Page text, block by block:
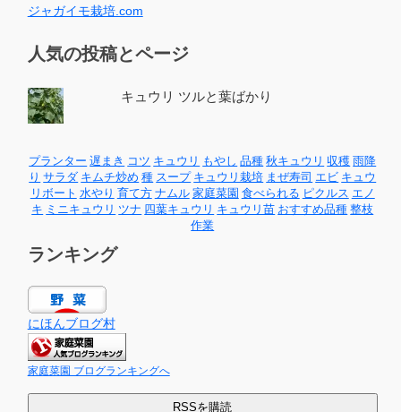
ジャガイモ栽培.com
人気の投稿とページ
キュウリ ツルと葉ばかり
プランター 遅まき コツ キュウリ もやし 品種 秋キュウリ 収穫 雨降
り サラダ キムチ炒め 種 スープ キュウリ栽培 まぜ寿司 エビ キュウ
リボート 水やり 育て方 ナムル 家庭菜園 食べられる ピクルス エノ
キ ミニキュウリ ツナ 四葉キュウリ キュウリ苗 おすすめ品種 整枝
作業
ランキング
にほんブログ村
家庭菜園 ブログランキングへ